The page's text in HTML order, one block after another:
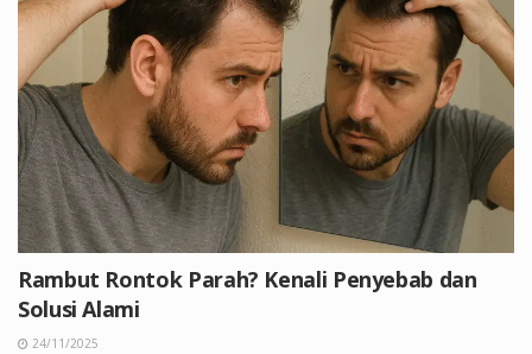
Rambut Rontok Parah? Kenali Penyebab dan
Solusi Alami
24/11/2025